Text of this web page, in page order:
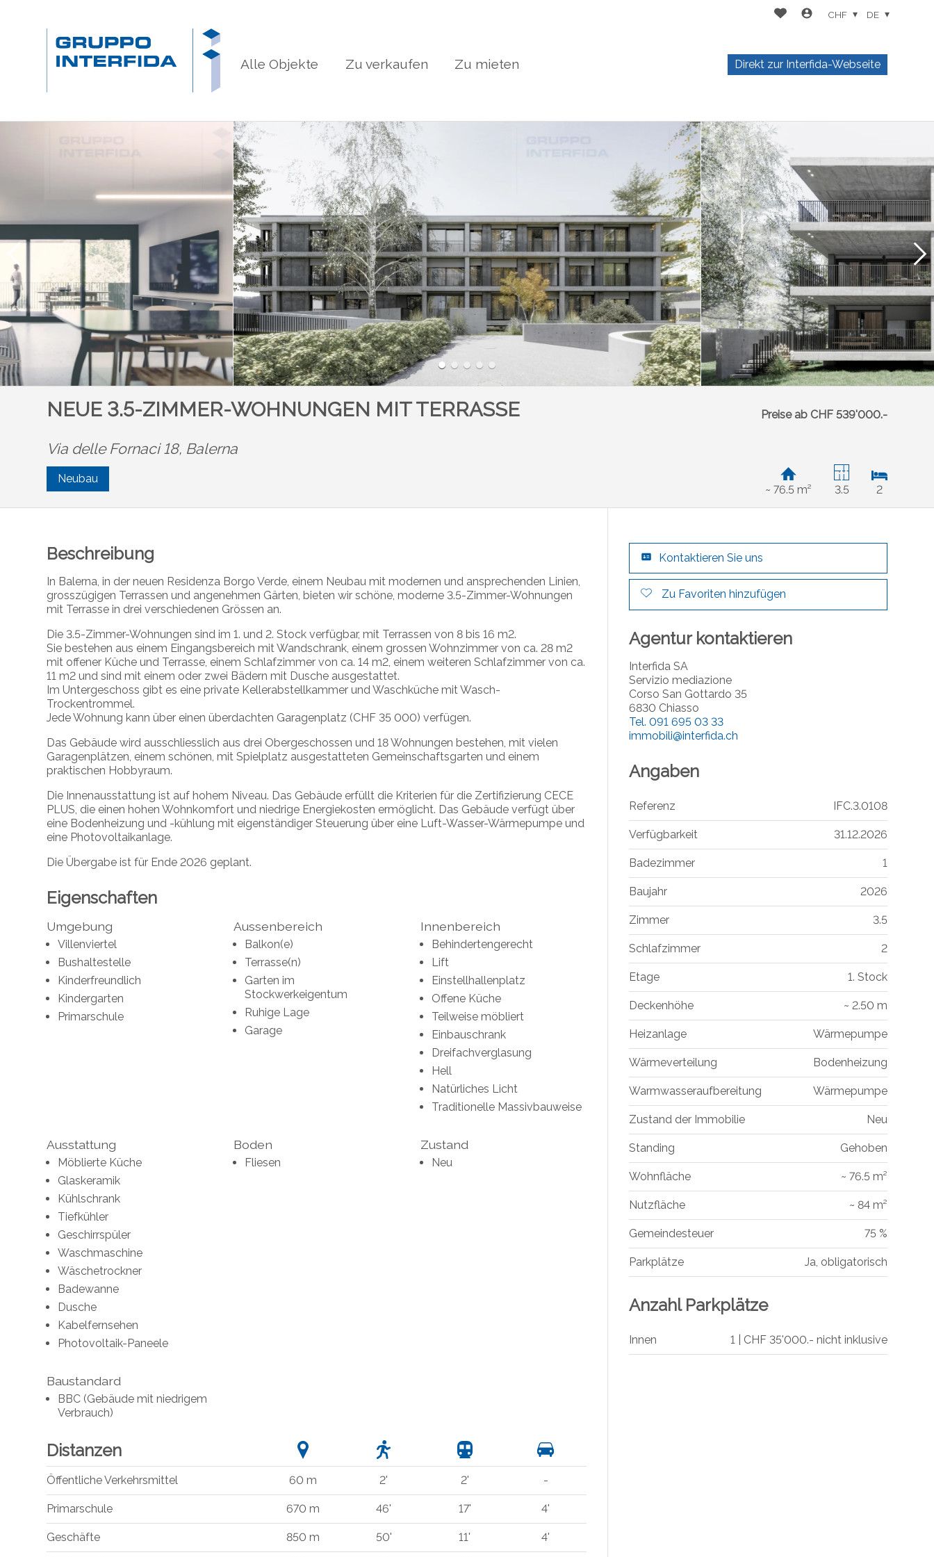
Alle Objekte Zu verkaufen Zu mieten
CHF DE
Direkt zur Interfida-Webseite
NEUE 3.5-ZIMMER-WOHNUNGEN MIT TERRASSE Preise ab CHF 539'000.-
Via delle Fornaci 18, Balerna
Neubau
~ 76.5 m²
3.5 2
Beschreibung
In Balerna, in der neuen Residenza Borgo Verde, einem Neubau mit modernen und ansprechenden Linien,
grosszügigen Terrassen und angenehmen Gärten, bieten wir schöne, moderne 3.5-Zimmer-Wohnungen
mit Terrasse in drei verschiedenen Grössen an.
Die 3.5-Zimmer-Wohnungen sind im 1. und 2. Stock verfügbar, mit Terrassen von 8 bis 16 m2.
Sie bestehen aus einem Eingangsbereich mit Wandschrank, einem grossen Wohnzimmer von ca. 28 m2
mit offener Küche und Terrasse, einem Schlafzimmer von ca. 14 m2, einem weiteren Schlafzimmer von ca.
11 m2 und sind mit einem oder zwei Bädern mit Dusche ausgestattet.
Im Untergeschoss gibt es eine private Kellerabstellkammer und Waschküche mit Wasch-
Trockentrommel.
Jede Wohnung kann über einen überdachten Garagenplatz (CHF 35 000) verfügen.
Das Gebäude wird ausschliesslich aus drei Obergeschossen und 18 Wohnungen bestehen, mit vielen
Garagenplätzen, einem schönen, mit Spielplatz ausgestatteten Gemeinschaftsgarten und einem
praktischen Hobbyraum.
Die Innenausstattung ist auf hohem Niveau. Das Gebäude erfüllt die Kriterien für die Zertifizierung CECE
PLUS, die einen hohen Wohnkomfort und niedrige Energiekosten ermöglicht. Das Gebäude verfügt über
eine Bodenheizung und -kühlung mit eigenständiger Steuerung über eine Luft-Wasser-Wärmepumpe und
eine Photovoltaikanlage.
Die Übergabe ist für Ende 2026 geplant.
Eigenschaften
Umgebung
Villenviertel
Bushaltestelle
Kinderfreundlich
Kindergarten
Primarschule
Aussenbereich
Balkon(e)
Terrasse(n)
Garten im
Stockwerkeigentum
Ruhige Lage
Garage
Innenbereich
Behindertengerecht
Lift
Einstellhallenplatz
Offene Küche
Teilweise möbliert
Einbauschrank
Dreifachverglasung
Hell
Natürliches Licht
Traditionelle Massivbauweise
Ausstattung
Möblierte Küche
Glaskeramik
Kühlschrank
Tiefkühler
Geschirrspüler
Waschmaschine
Wäschetrockner
Badewanne
Dusche
Kabelfernsehen
Photovoltaik-Paneele
Boden
Fliesen
Zustand
Neu
Baustandard
BBC (Gebäude mit niedrigem
Verbrauch)
Distanzen
Öffentliche Verkehrsmittel 60 m 2' 2' -
Primarschule 670 m 46' 17' 4'
Geschäfte 850 m 50' 11' 4'
Kontaktieren Sie uns
Zu Favoriten hinzufügen
Agentur kontaktieren
Interfida SA
Servizio mediazione
Corso San Gottardo 35
6830 Chiasso
Tel. 091 695 03 33
immobili@interfida.ch
Angaben
Referenz IFC.3.0108
Verfügbarkeit 31.12.2026
Badezimmer 1
Baujahr 2026
Zimmer 3.5
Schlafzimmer 2
Etage 1. Stock
Deckenhöhe ~ 2.50 m
Heizanlage Wärmepumpe
Wärmeverteilung Bodenheizung
Warmwasseraufbereitung Wärmepumpe
Zustand der Immobilie Neu
Standing Gehoben
Wohnfläche ~ 76.5 m²
Nutzfläche ~ 84 m²
Gemeindesteuer 75 %
Parkplätze Ja, obligatorisch
Anzahl Parkplätze
Innen 1 | CHF 35'000.- nicht inklusive